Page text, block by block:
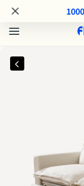
MA8シリーズ
1000